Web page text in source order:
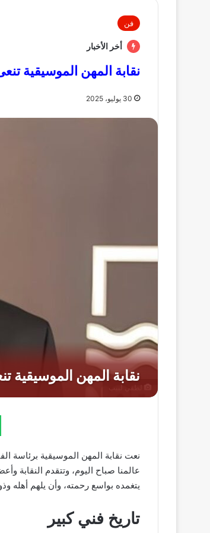
فن
أخر الأخبار
نقابة المهن الموسيقية
30 يوليو، 2025
نعت نقابة المهن الموسيقية برئاسة
عالمنا صباح اليوم، وتتقدم النقابة
يتغمده بواسع رحمته، وأن يلهم أهله
تاريخ فني كبير